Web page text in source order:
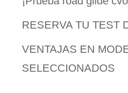
RESERVA TU TEST
VENTAJAS EN
SELECCIONADOS